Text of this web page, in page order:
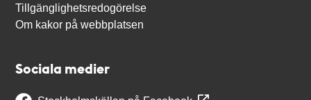
Tillgänglighetsredogörelse
Om kakor på webbplatsen
Sociala medier